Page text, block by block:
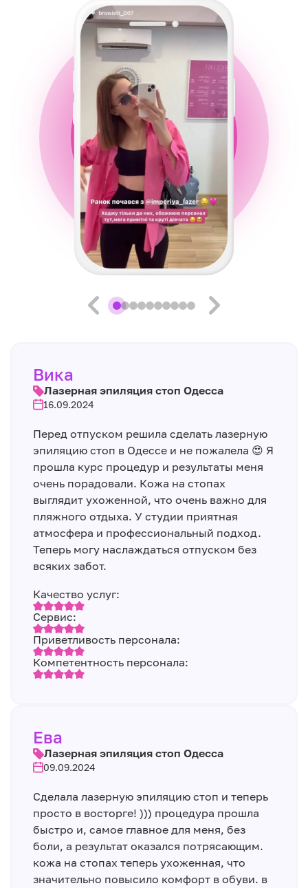
Вика
Лазерная эпиляция стоп Одесса
16.09.2024
Перед отпуском решила сделать лазерную
эпиляцию стоп в Одессе и не пожалела 😍 Я
прошла курс процедур и результаты меня
очень порадовали. Кожа на стопах
выглядит ухоженной, что очень важно для
пляжного отдыха. У студии приятная
атмосфера и профессиональный подход.
Теперь могу наслаждаться отпуском без
всяких забот.
Качество услуг:
Сервис:
Приветливость персонала:
Компетентность персонала:
Ева
Лазерная эпиляция стоп Одесса
09.09.2024
Сделала лазерную эпиляцию стоп и теперь
просто в восторге! ))) процедура прошла
быстро и, самое главное для меня, без
боли, а результат оказался потрясающим.
кожа на стопах теперь ухоженная, что
значительно повысило комфорт в обуви. в